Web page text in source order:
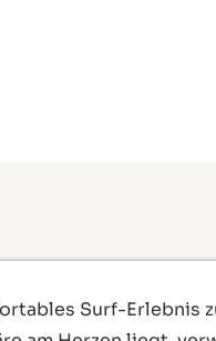
Surf-Erlebnis